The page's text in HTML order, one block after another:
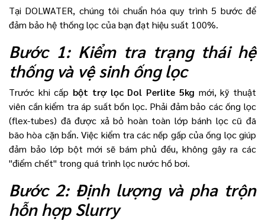
Tại DOLWATER, chúng tôi chuẩn hóa quy trình 5 bước để
đảm bảo hệ thống lọc của bạn đạt hiệu suất 100%.
Bước 1: Kiểm tra trạng thái hệ
thống và vệ sinh ống lọc
Trước khi cấp bột trợ lọc Dol Perlite 5kg mới, kỹ thuật
viên cần kiểm tra áp suất bồn lọc. Phải đảm bảo các ống lọc
(flex-tubes) đã được xả bỏ hoàn toàn lớp bánh lọc cũ đã
bão hòa cặn bẩn. Việc kiểm tra các nếp gấp của ống lọc giúp
đảm bảo lớp bột mới sẽ bám phủ đều, không gây ra các
"điểm chết" trong quá trình lọc nước hồ bơi.
Bước 2: Định lượng và pha trộn
hỗn hợp Slurry